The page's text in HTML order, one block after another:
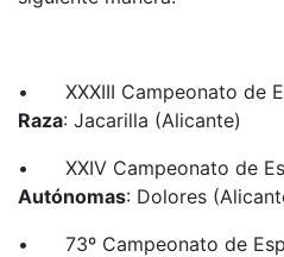
• XXXIII Campeonato de
Raza: Jacarilla (Alicante)
•
XXIV Campeonato de
Autónomas: Dolores
•
73º Campeonato de